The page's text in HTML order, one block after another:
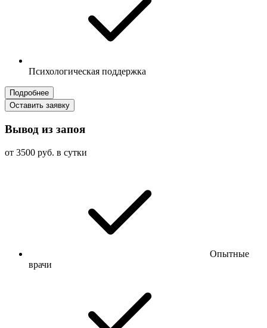
Психологическая поддержка
Подробнее
Оставить заявку
Вывод из запоя
от 3500 руб. в сутки
Опытные
врачи